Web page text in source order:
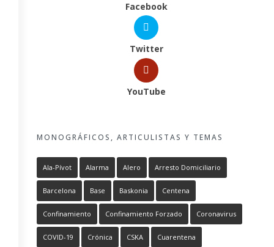
Facebook
Twitter
YouTube
MONOGRÁFICOS, ARTICULISTAS Y TEMAS
Ala-Pívot Alarma Alero Arresto Domiciliario
Barcelona Base Baskonia Centena
Confinamiento Confinamiento Forzado Coronavirus
COVID-19 Crónica CSKA Cuarentena